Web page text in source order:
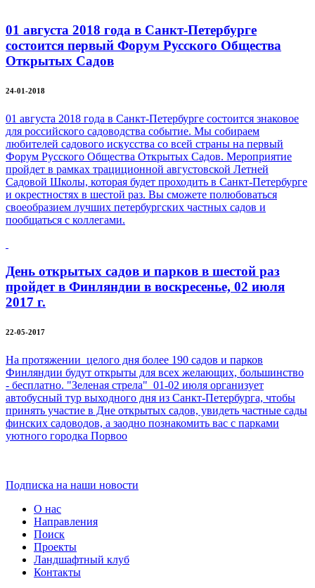
01 августа 2018 года в Санкт-Петербурге
состоится первый Форум Русского Общества
Открытых Садов
24-01-2018
01 августа 2018 года в Санкт-Петербурге состоится знаковое
для российского садоводства событие. Мы собираем
любителей садового искусства со всей страны на первый
Форум Русского Общества Открытых Садов. Мероприятие
пройдет в рамках трациционной августовской Летней
Садовой Школы, которая будет проходить в Санкт-Петербурге
и окрестностях в шестой раз. Вы сможете полюбоваться
своеобразием лучших петербургских частных садов и
пообщаться с коллегами.
День открытых садов и парков в шестой раз
пройдет в Финляндии в воскресенье, 02 июля
2017 г.
22-05-2017
На протяжении целого дня более 190 садов и парков
Финляндии будут открыты для всех желающих, большинство
- бесплатно. "Зеленая стрела" 01-02 июля организует
автобусный тур выходного дня из Санкт-Петербурга, чтобы
принять участие в Дне открытых садов, увидеть частные сады
финских садоводов, а заодно познакомить вас с парками
уютного городка Порвоо
Подписка на наши новости
О нас
Направления
Поиск
Проекты
Ландшафтный клуб
Контакты